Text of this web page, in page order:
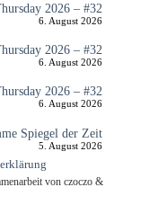
2026 – #32
6. August 2026
2026 – #32
6. August 2026
2026 – #32
6. August 2026
Spiegel der Zeit
5. August 2026
von czoczo &